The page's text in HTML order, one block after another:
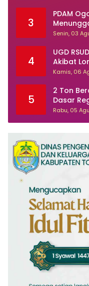
3
PDAM
Senin, 03
4
UGD
Akibat
Kamis, 06
5
2 Ton
Dasar
Rabu, 05